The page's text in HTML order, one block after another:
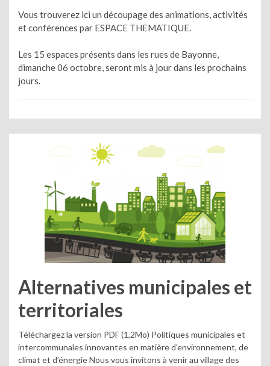
Vous trouverez ici un découpage des animations, activités
et conférences par ESPACE THEMATIQUE.
Les 15 espaces présents dans les rues de Bayonne,
dimanche 06 octobre, seront mis à jour dans les prochains
jours.
Alternatives municipales et
territoriales
Téléchargez la version PDF (1,2Mo) Politiques municipales et
intercommunales innovantes en matière d’environnement, de
climat et d’énergie Nous vous invitons à venir au village des